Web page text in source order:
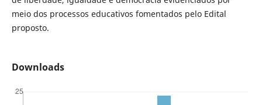
meio dos processos educativos fomentados pelo Edital
proposto.
Downloads